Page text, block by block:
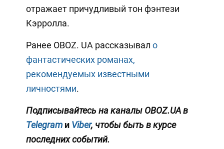
отражает причудливый тон фэнтези
Кэрролла.
Ранее OBOZ. UA рассказывал о
фантастических романах,
рекомендуемых известными
личностями.
Подписывайтесь на каналы OBOZ.UA в
Telegram и Viber, чтобы быть в курсе
последних событий.